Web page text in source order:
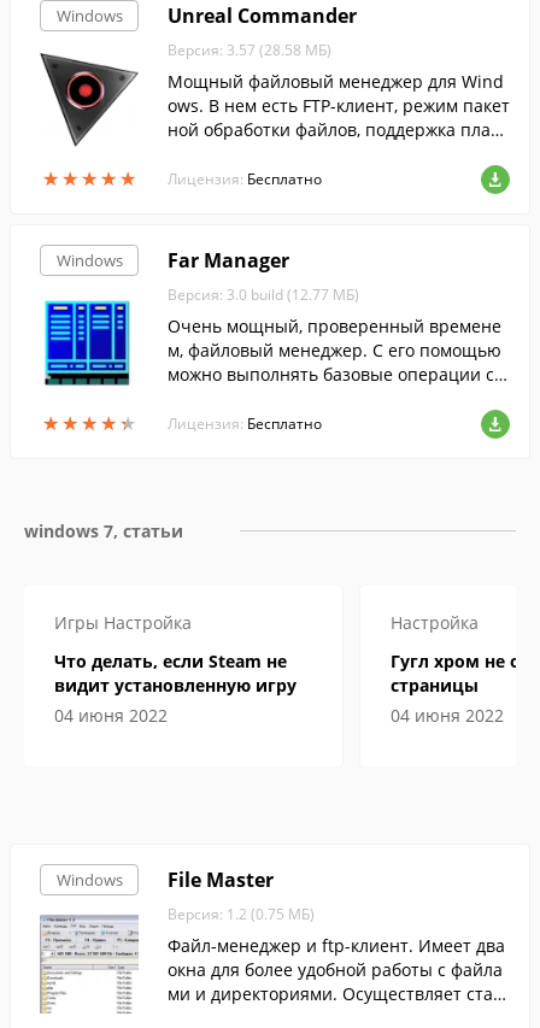
Windows
★★★★★
★★★★★
Unreal Commander
Версия: 3.57 (28.58 МБ)
Мощный файловый менеджер для Wind
ows. В нем есть FTP-клиент, режим пакет
ной обработки файлов, поддержка плаги
Лицензия: Бесплатно
Windows
★★★★★
★★★★★
Far Manager
Версия: 3.0 build (12.77 МБ)
Очень мощный, проверенный времене
м, файловый менеджер. С его помощью
можно выполнять базовые операции с
имися на удаленном FTP-сервере, и мно
Лицензия: Бесплатно
windows 7, статьи
Игры Настройка
Что делать, если Steam не
видит установленную игру
04 июня 2022
Настройка
Гугл хром не
страницы
04 июня 2022
Windows File Master
Версия: 1.2 (0.75 МБ)
Файл-менеджер и ftp-клиент. Имеет два
окна для более удобной работы с файла
ми и директориями. Осуществляет стан